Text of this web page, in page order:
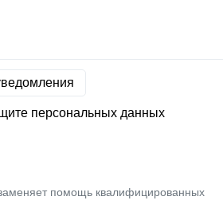
персональных данных
помощь квалифицированных